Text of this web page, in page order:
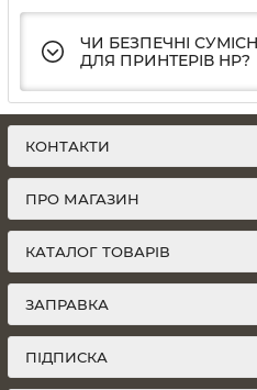
ЧИ БЕЗПЕЧНІ
ДЛЯ ПРИНТЕРІВ HP?
КОНТАКТИ
ПРО МАГАЗИН
КАТАЛОГ ТОВАРІВ
ЗАПРАВКА
ПІДПИСКА